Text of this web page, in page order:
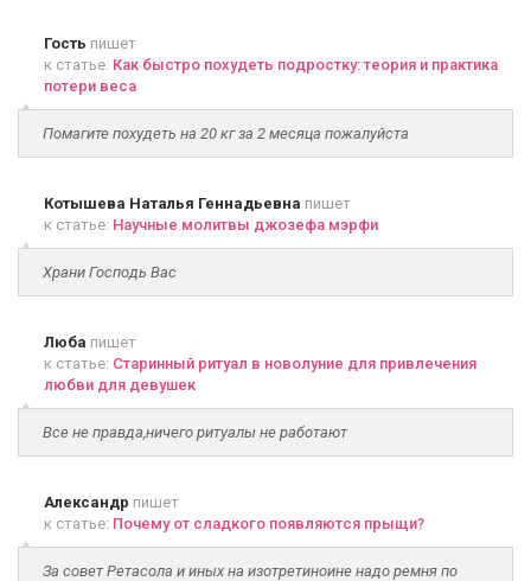
Гость пишет
к статье: Как быстро похудеть подростку: теория и практика
потери веса
Помагите похудеть на 20 кг за 2 месяца пожалуйста
Котышева Наталья Геннадьевна пишет
к статье: Научные молитвы джозефа мэрфи
Храни Господь Вас
Люба пишет
к статье: Старинный ритуал в новолуние для привлечения
любви для девушек
Все не правда,ничего ритуалы не работают
Александр пишет
к статье: Почему от сладкого появляются прыщи?
За совет Ретасола и иных на изотретиноине надо ремня по